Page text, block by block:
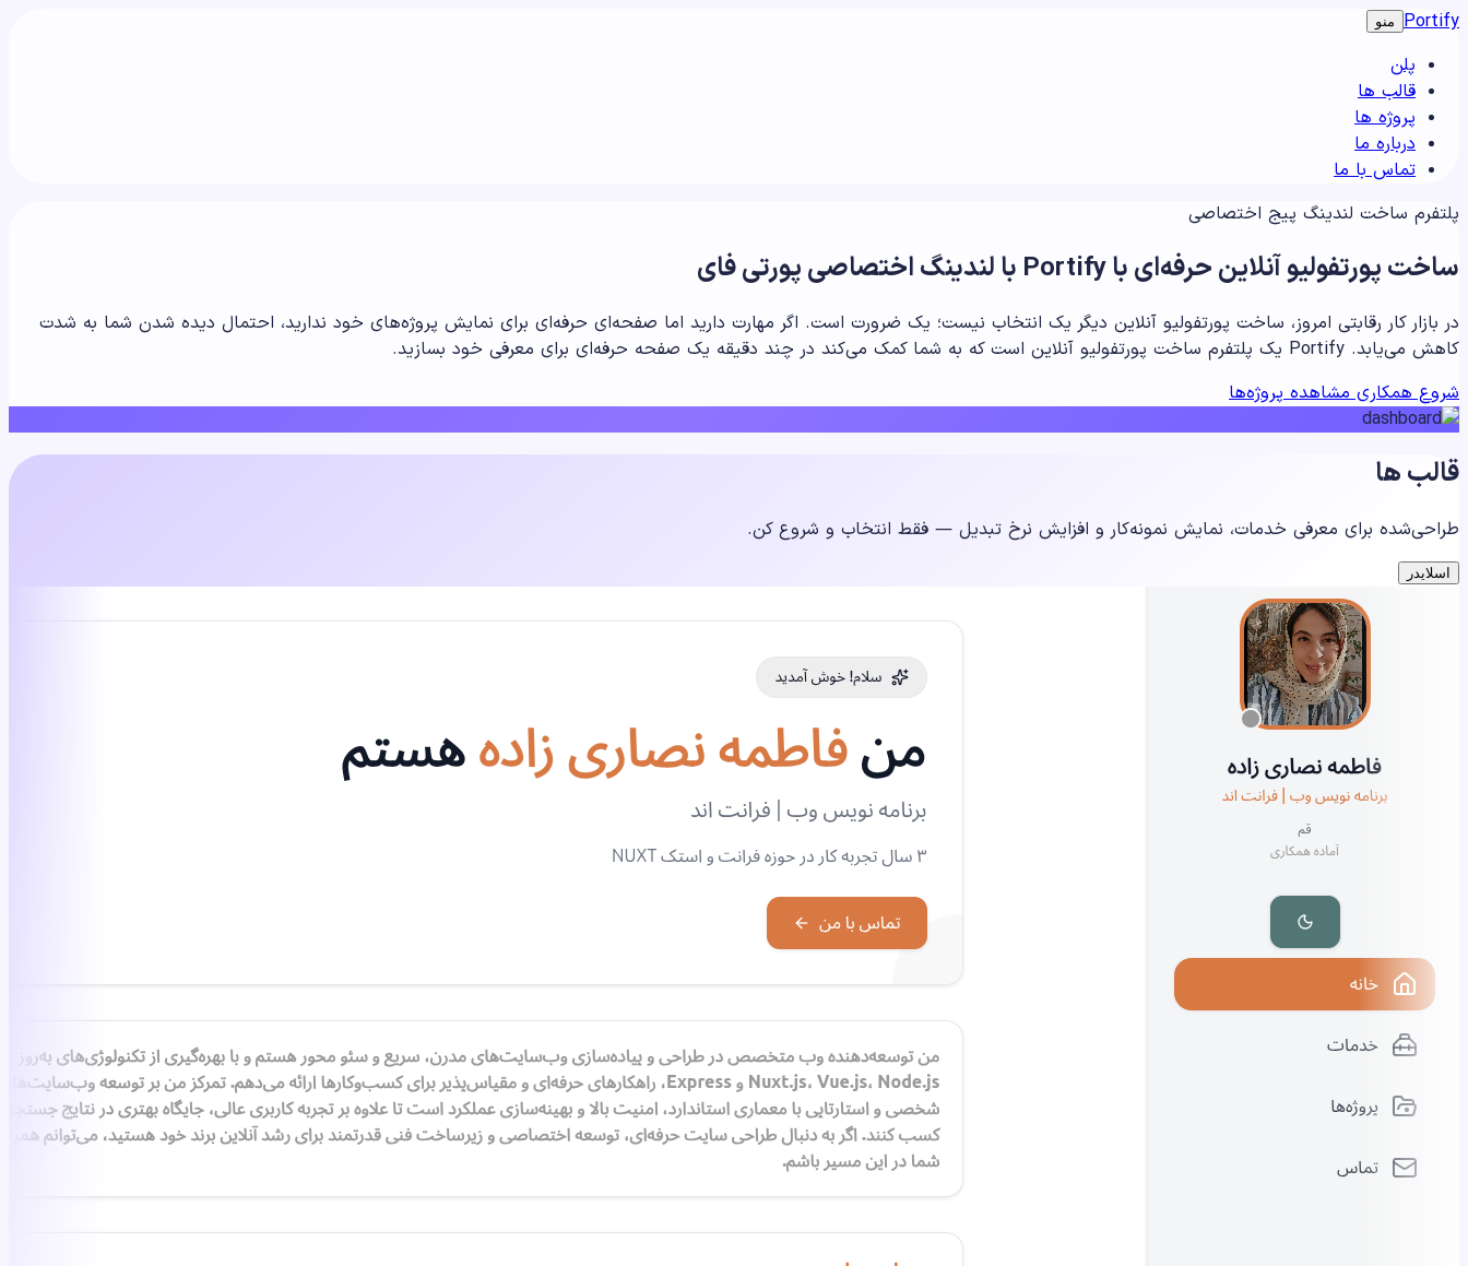
Portify منو
پلن
قالب ها
پروژه ها
درباره ما
تماس با ما
پلتفرم ساخت لندینگ پیج اختصاصی
ساخت پورتفولیو آنلاین حرفه‌ای با Portify با لندینگ اختصاصی پورتی فای
در بازار کار رقابتی امروز، ساخت پورتفولیو آنلاین دیگر یک انتخاب نیست؛ یک ضرورت است. اگر مهارت دارید اما صفحه‌ای حرفه‌ای برای نمایش پروژه‌های خود ندارید، احتمال دیده شدن شما به شدت
کاهش می‌یابد. Portify یک پلتفرم ساخت پورتفولیو آنلاین است که به شما کمک می‌کند در چند دقیقه یک صفحه حرفه‌ای برای معرفی خود بسازید.
شروع همکاریمشاهده پروژه‌ها
قالب ها
طراحی‌شده برای معرفی خدمات، نمایش نمونه‌کار و افزایش نرخ تبدیل — فقط انتخاب و شروع کن.
اسلایدر